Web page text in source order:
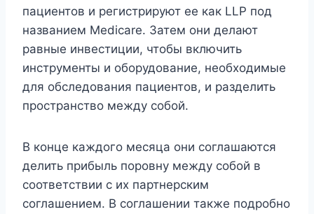
пациентов и регистрируют ее как LLP под
названием Medicare. Затем они делают
равные инвестиции, чтобы включить
инструменты и оборудование, необходимые
для обследования пациентов, и разделить
пространство между собой.
В конце каждого месяца они соглашаются
делить прибыль поровну между собой в
соответствии с их партнерским
соглашением. В соглашении также подробно